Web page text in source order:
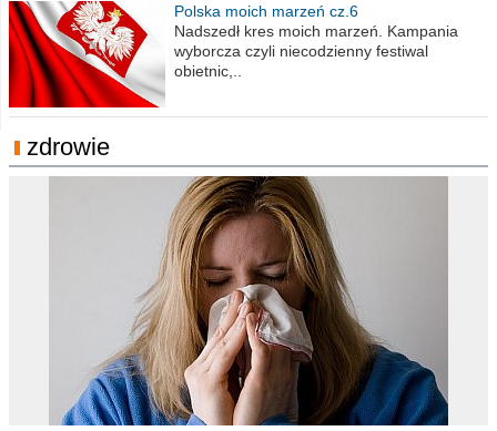
Polska moich marzeń cz.6
Nadszedł kres moich marzeń. Kampania
wyborcza czyli niecodzienny festiwal
obietnic,..
zdrowie